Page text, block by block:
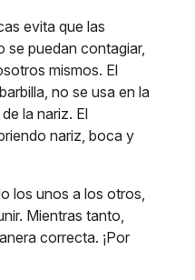
evita que las
se puedan contagiar,
mismos. El
no se usa en la
la nariz. El
nariz, boca y
los unos a los otros,
Mientras tanto,
correcta. ¡Por